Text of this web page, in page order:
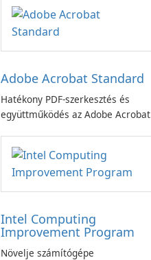
Adobe Acrobat Standard
Hatékony PDF-szerkesztés és
együttműködés az Adobe Acrobat
Intel Computing
Improvement Program
Növelje számítógépe